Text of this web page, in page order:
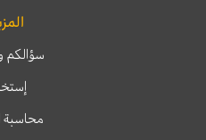
سؤالكم
محاسبة